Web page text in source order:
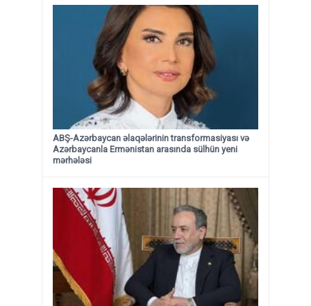
ABŞ-Azərbaycan əlaqələrinin transformasiyası və
Azərbaycanla Ermənistan arasında sülhün yeni
mərhələsi